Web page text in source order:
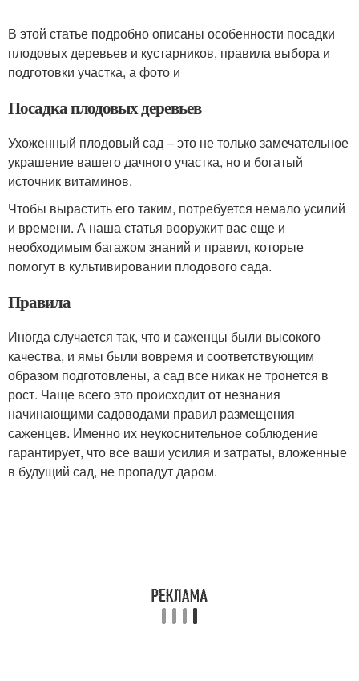
В этой статье подробно описаны особенности посадки
плодовых деревьев и кустарников, правила выбора и
подготовки участка, а фото и
Посадка плодовых деревьев
Ухоженный плодовый сад – это не только замечательное
украшение вашего дачного участка, но и богатый
источник витаминов.
Чтобы вырастить его таким, потребуется немало усилий
и времени. А наша статья вооружит вас еще и
необходимым багажом знаний и правил, которые
помогут в культивировании плодового сада.
Правила
Иногда случается так, что и саженцы были высокого
качества, и ямы были вовремя и соответствующим
образом подготовлены, а сад все никак не тронется в
рост. Чаще всего это происходит от незнания
начинающими садоводами правил размещения
саженцев. Именно их неукоснительное соблюдение
гарантирует, что все ваши усилия и затраты, вложенные
в будущий сад, не пропадут даром.